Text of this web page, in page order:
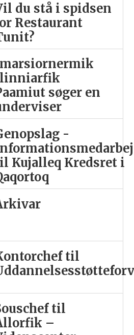
du stå i spidsen
Restaurant
søger en
-
Kujalleq Kredsret i
til
til
–